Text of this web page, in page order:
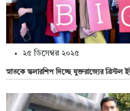
২৫ ডিসেম্বর ২০২৫
স্নাতকে স্কলারশিপ দিচ্ছে যুক্তরাজ্যের